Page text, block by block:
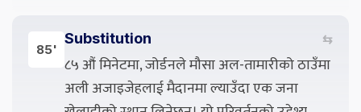
85'
Substitution ⇆
८५ औं मिनेटमा, जोर्डनले मौसा अल-तामारीको ठाउँमा
अली अजाइजेहलाई मैदानमा ल्याउँदा एक जना